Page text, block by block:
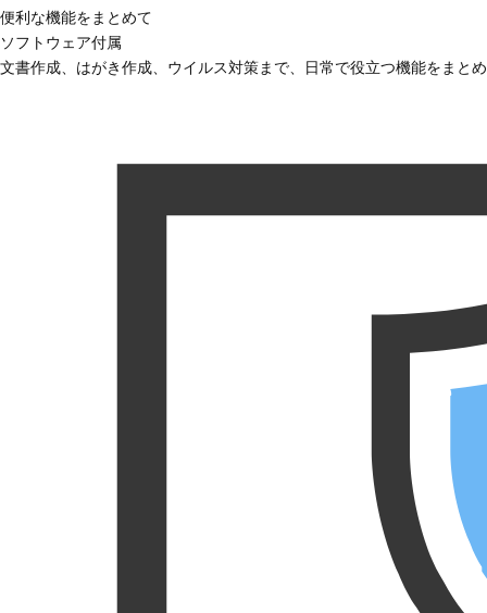
便利な機能をまとめて
ソフトウェア付属
文書作成、はがき作成、ウイルス対策まで、日常で役立つ機能をまと